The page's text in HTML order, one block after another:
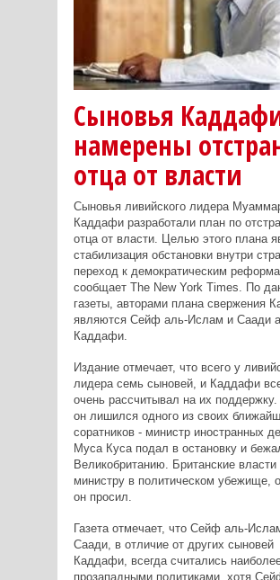
Сыновья
намерены
отца от власти
Сыновья ливийского лидера
Каддафи разработали план по
отца от власти. Целью этого плана
стабилизация обстановки внутри
переход к демократическим
сообщает The New York Times. По
газеты, авторами плана свержения
являются Сейф аль-Ислам и Саади
Каддафи.
Издание отмечает, что всего у
лидера семь сыновей, и Каддафи
очень рассчитывал на их
он лишился одного из своих
соратников - министр иностранных
Муса Куса подал в остановку и
Великобританию. Британские власти
министру в политическом убежище,
он просил.
Газета отмечает, что Сейф аль-
Саади, в отличие от других сыновей
Каддафи, всегда считались
прозападными политиками, хотя